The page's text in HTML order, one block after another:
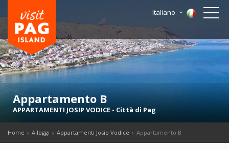
Italiano
Appartamento B
APPARTAMENTI JOSIP VODICE - Città di Pag
Home Alloggi Appartamenti Josip Vodice Appartamento B